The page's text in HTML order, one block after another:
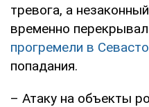
тревога, а
временно
прогремели в
попадания.
– Атаку на объекты